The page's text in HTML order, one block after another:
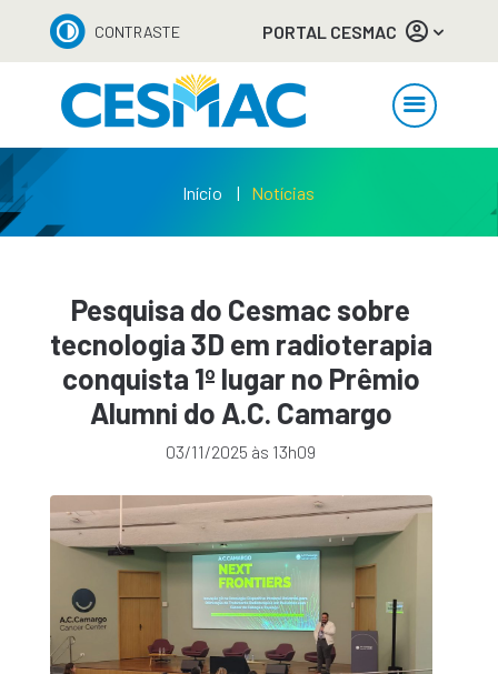
CONTRASTE PORTAL CESMAC
Início Notícias
Pesquisa do Cesmac sobre
tecnologia 3D em radioterapia
conquista 1º lugar no Prêmio
Alumni do A.C. Camargo
03/11/2025 às 13h09